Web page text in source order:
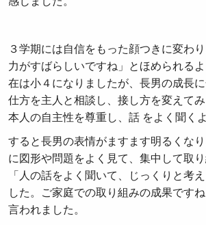
３学期には自信をもった顔つきに変わ
力がすばらしいですね」とほめられる
在は小４になりましたが、長男の成長
仕方を主人と相談し、接し方を変えてみ
本人の自主性を尊重し、話 をよく聞く
すると長男の表情がますます明るくな
に図形や問題をよく見て、集中して取り
「人の話をよく聞いて、じっくりと考
した。ご家庭での取り組みの成果です
言われました。